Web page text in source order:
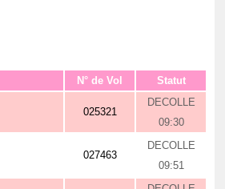
N° de Vol Statut
025321
DECOLLE
09:30
027463
DECOLLE
09:51